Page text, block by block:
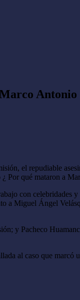
Antonio
el repudiable
¿ Por qué mataron a
con celebridades
a Miguel Ángel
y Pacheco
al caso que